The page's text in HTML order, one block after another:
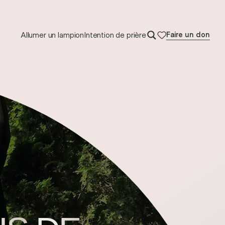
Allumer un lampion Intention de prière Faire un don